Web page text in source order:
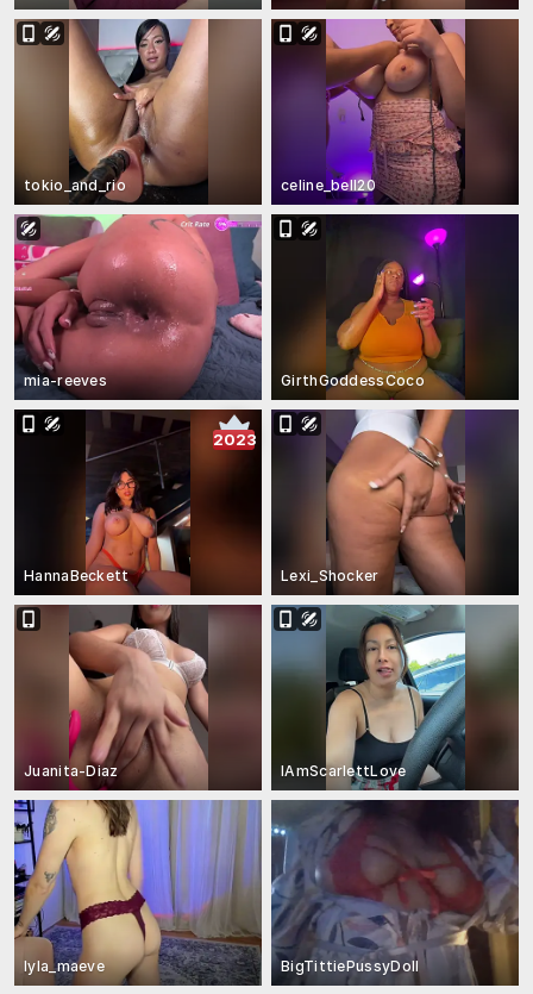
tokio_and_rio celine_bell20
mia-reeves GirthGoddessCoco
2023
HannaBeckett Lexi_Shocker
Juanita-Diaz IAmScarlettLove
lyla_maeve BigTittiePussyDoll